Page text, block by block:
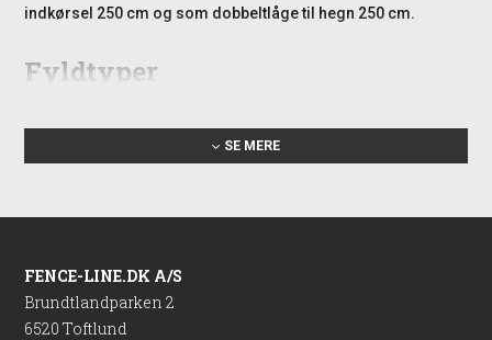
indkørsel 250 cm og som dobbeltlåge til hegn 250 cm.
Fyldtyper
for at tilpasse den til resten af dit hegn. Følgende fyldtyper er
tilgængelige:
- billede 1 er i pine og billede 2 er sortmalet)
inspiration)
inspiration)
SE MERE
FENCE-LINE.DK A/S
Brundtlandparken 2
6520 Toftlund